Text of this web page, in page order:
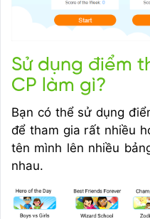
Sử dụng điểm
CP làm gì?
Bạn có thể sử dụng
để tham gia rất nhiều
tên mình lên nhiều
nhau.